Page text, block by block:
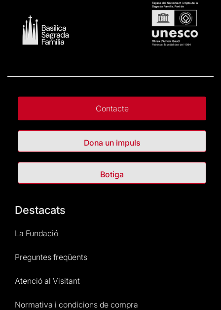
Contacte
Dona un impuls
Botiga
Destacats
La Fundació
Preguntes freqüents
Atenció al Visitant
Normativa i condicions de compra